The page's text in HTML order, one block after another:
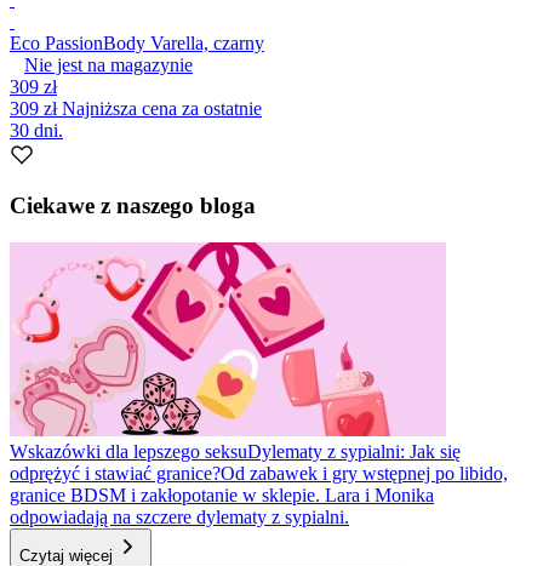
Eco PassionBody Varella, czarny
Nie jest na magazynie
309 zł
309 złNajniższa cena za ostatnie
30 dni.
Ciekawe z naszego bloga
Wskazówki dla lepszego seksuDylematy z sypialni: Jak się
odprężyć i stawiać granice?Od zabawek i gry wstępnej po libido,
granice BDSM i zakłopotanie w sklepie. Lara i Monika
odpowiadają na szczere dylematy z sypialni.
Czytaj więcej